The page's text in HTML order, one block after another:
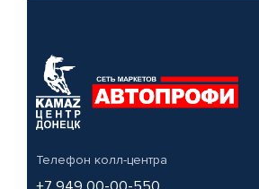
Телефон колл-центра